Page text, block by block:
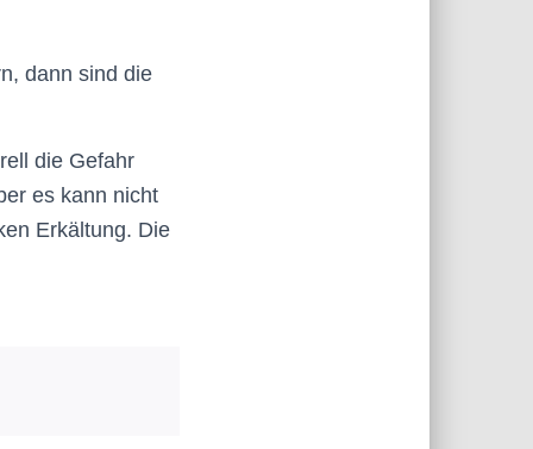
dann sind die
die Gefahr
es kann nicht
Erkältung. Die